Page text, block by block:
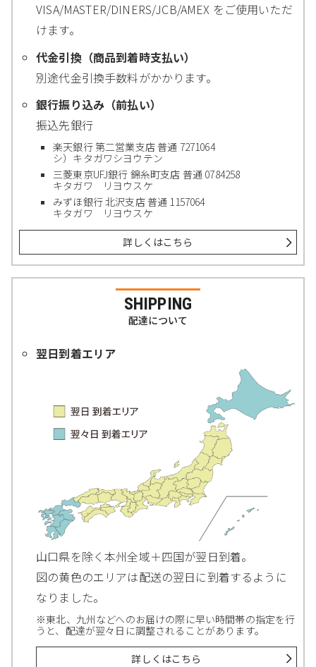
VISA/MASTER/DINERS/JCB/AMEX をご使用いただ
けます。
代金引換（商品到着時支払い）
別途代金引換手数料がかかります。
銀行振り込み（前払い）
振込先銀行
楽天銀行 第二営業支店 普通 7271064
シ）キタガワシヨウテン
三菱東京UFJ銀行 錦糸町支店 普通 0784258
キタガワ リヨウスケ
みずほ銀行 北沢支店 普通 1157064
キタガワ リヨウスケ
詳しくはこちら
SHIPPING
配達について
翌日到着エリア
山口県を除く本州全域＋四国が翌日到着。
図の黄色のエリアは配送の翌日に到着するように
なりました。
※東北、九州などへのお届けの際に早い時間帯の指定を行
うと、配達が翌々日に調整されることがあります。
詳しくはこちら